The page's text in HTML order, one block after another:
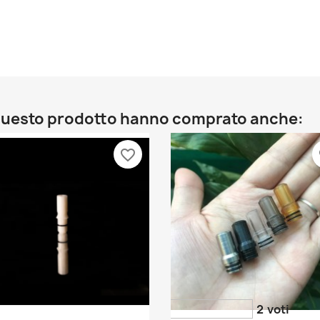
prodotto hanno comprato anche:
favorite_border
2 voti